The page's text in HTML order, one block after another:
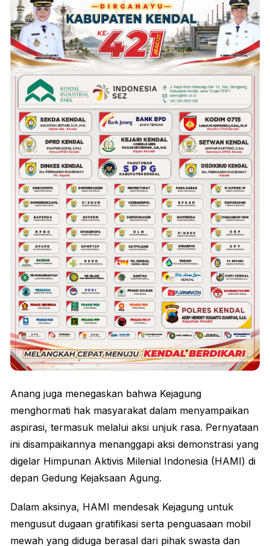
Anang juga menegaskan bahwa Kejagung
menghormati hak masyarakat dalam menyampaikan
aspirasi, termasuk melalui aksi unjuk rasa. Pernyataan
ini disampaikannya menanggapi aksi demonstrasi yang
digelar Himpunan Aktivis Milenial Indonesia (HAMI) di
depan Gedung Kejaksaan Agung.
Dalam aksinya, HAMI mendesak Kejagung untuk
mengusut dugaan gratifikasi serta penguasaan mobil
mewah yang diduga berasal dari pihak swasta dan